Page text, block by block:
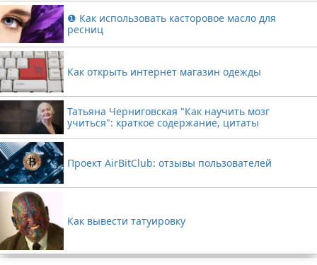
❶ Как использовать касторовое масло для
ресниц
Как открыть интернет магазин одежды
Татьяна Черниговская "Как научить мозг
учиться": краткое содержание, цитаты
Проект AirBitClub: отзывы пользователей
Как вывести татуировку